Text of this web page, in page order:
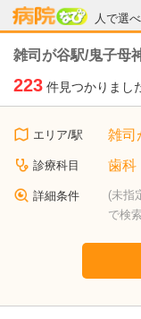
人で選
病院なび
雑司が谷駅/鬼子母
223 件見つかりまし
エリア/駅 雑司
診療科目 歯科
詳細条件
(未指
で検